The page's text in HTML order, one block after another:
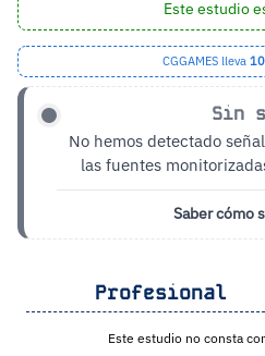
Este estudio
CGGAMES lleva
Sin
No hemos detectado
las fuentes
Saber cómo
Profesional
Este estudio no consta